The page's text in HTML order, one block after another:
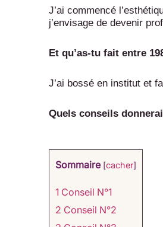
J’ai commencé
j’envisage de devenir
Et qu’as-tu fait entre
J’ai bossé en institut et
Quels conseils
Sommaire [cacher]
1 Conseil N°1
2 Conseil N°2